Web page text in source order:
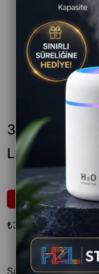
33w Hızlı
Lightning
43
₺399,00 `den
Satıcı : Xml Bankası